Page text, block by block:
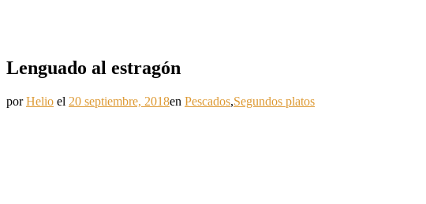
Lenguado al estragón
porHelio el 20 septiembre, 2018en Pescados,Segundos platos